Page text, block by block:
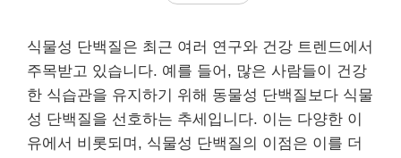
식물성 단백질은 최근 여러 연구와 건강 트렌드에서
주목받고 있습니다. 예를 들어, 많은 사람들이 건강
한 식습관을 유지하기 위해 동물성 단백질보다 식물
성 단백질을 선호하는 추세입니다. 이는 다양한 이
유에서 비롯되며, 식물성 단백질의 이점은 이를 더